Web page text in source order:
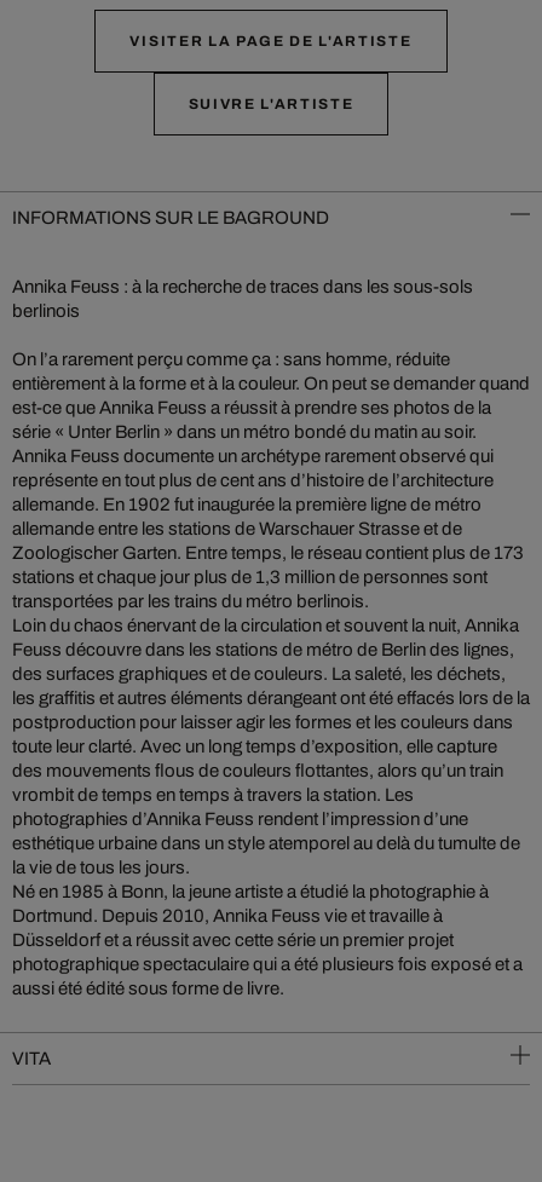
VISITER LA PAGE DE L'ARTISTE
SUIVRE L'ARTISTE
INFORMATIONS SUR LE BAGROUND
Annika Feuss : à la recherche de traces dans les sous-sols
berlinois
On l’a rarement perçu comme ça : sans homme, réduite
entièrement à la forme et à la couleur. On peut se demander quand
est-ce que Annika Feuss a réussit à prendre ses photos de la
série « Unter Berlin » dans un métro bondé du matin au soir.
Annika Feuss documente un archétype rarement observé qui
représente en tout plus de cent ans d’histoire de l’architecture
allemande. En 1902 fut inaugurée la première ligne de métro
allemande entre les stations de Warschauer Strasse et de
Zoologischer Garten. Entre temps, le réseau contient plus de 173
stations et chaque jour plus de 1,3 million de personnes sont
transportées par les trains du métro berlinois.
Loin du chaos énervant de la circulation et souvent la nuit, Annika
Feuss découvre dans les stations de métro de Berlin des lignes,
des surfaces graphiques et de couleurs. La saleté, les déchets,
les graffitis et autres éléments dérangeant ont été effacés lors de la
postproduction pour laisser agir les formes et les couleurs dans
toute leur clarté. Avec un long temps d’exposition, elle capture
des mouvements flous de couleurs flottantes, alors qu’un train
vrombit de temps en temps à travers la station. Les
photographies d’Annika Feuss rendent l’impression d’une
esthétique urbaine dans un style atemporel au delà du tumulte de
la vie de tous les jours.
Né en 1985 à Bonn, la jeune artiste a étudié la photographie à
Dortmund. Depuis 2010, Annika Feuss vie et travaille à
Düsseldorf et a réussit avec cette série un premier projet
photographique spectaculaire qui a été plusieurs fois exposé et a
aussi été édité sous forme de livre.
VITA